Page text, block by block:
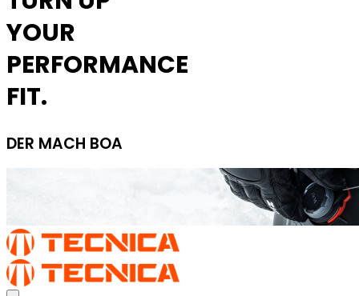
YOUR
PERFORMANCE
FIT.
DER MACH BOA